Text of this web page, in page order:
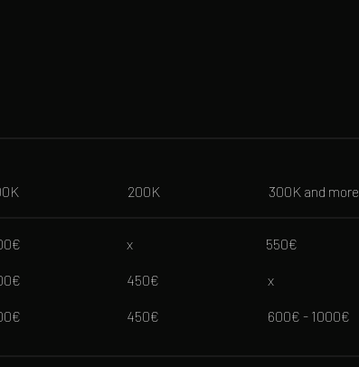
200K ‎ ‎ ‎ ‎ ‎ ‎ ‎ ‎ ‎ ‎ ‎ ‎ ‎ ‎ ‎ ‎ ‎ ‎ ‎ ‎ ‎ ‎ ‎ ‎ ‎ ‎ ‎ ‎ ‎ ‎ ‎ ‎ ‎ ‎ ‎ ‎ ‎ ‎ ‎ 300K and more
‎x ‎ ‎ ‎ ‎ ‎ ‎ ‎ ‎ ‎ ‎ ‎ ‎ ‎ ‎ ‎ ‎ ‎ ‎ ‎ ‎ ‎ ‎ ‎ ‎ ‎ ‎ ‎ ‎ ‎ ‎ ‎ ‎ ‎ ‎ ‎ ‎ ‎ ‎ ‎ ‎ ‎ ‎ ‎ ‎ ‎ ‎ ‎ ‎ ‎550€
‎450€ ‎ ‎ ‎ ‎ ‎ ‎ ‎ ‎ ‎ ‎ ‎ ‎ ‎ ‎ ‎ ‎ ‎ ‎ ‎ ‎ ‎ ‎ ‎ ‎ ‎ ‎ ‎ ‎ ‎ ‎ ‎ ‎ ‎ ‎ ‎ ‎ ‎ ‎ ‎ x
‎450€ ‎ ‎ ‎ ‎ ‎ ‎ ‎ ‎ ‎ ‎ ‎ ‎ ‎ ‎ ‎ ‎ ‎ ‎ ‎ ‎ ‎ ‎ ‎ ‎ ‎ ‎ ‎ ‎ ‎ ‎ ‎ ‎ ‎ ‎ ‎ ‎ ‎ ‎ ‎ 600€ - 1000€